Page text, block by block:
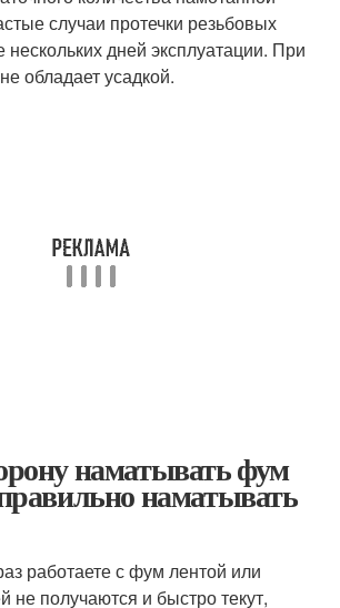
случаи протечки резьбовых
дней эксплуатации. При
обладает усадкой.
наматывать фум
наматывать
работаете с фум лентой или
не получаются и быстро текут,